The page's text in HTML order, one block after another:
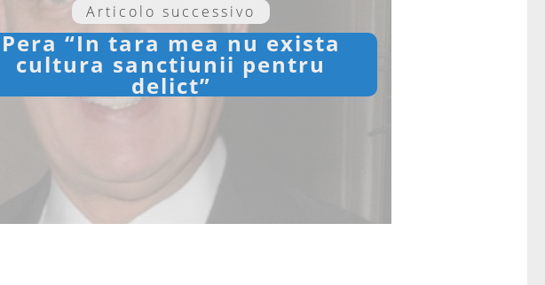
Articolo successivo
Pera “In tara mea nu exista
cultura sanctiunii pentru
delict”